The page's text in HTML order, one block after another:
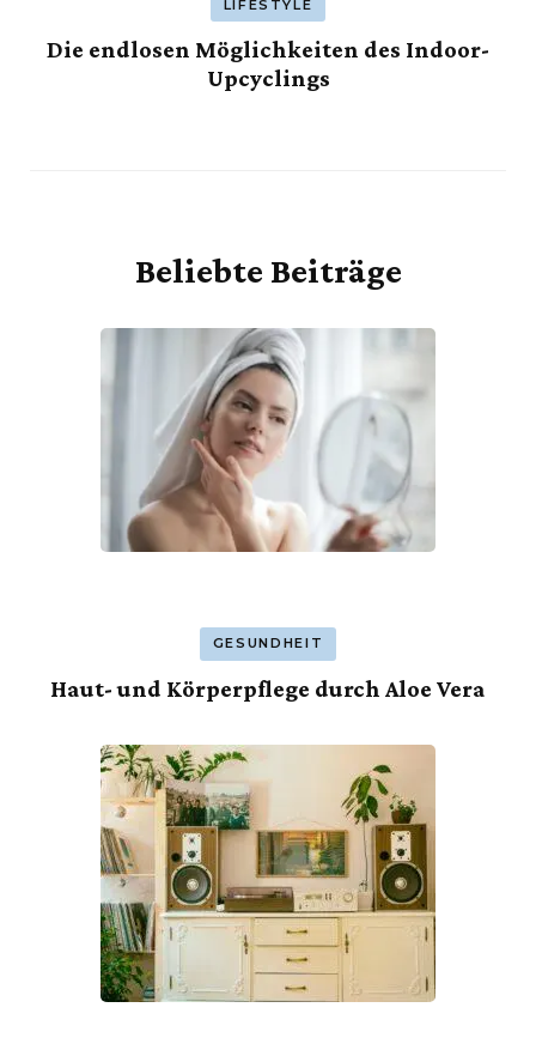
LIFESTYLE
Die endlosen Möglichkeiten des Indoor-
Upcyclings
Beliebte Beiträge
GESUNDHEIT
Haut- und Körperpflege durch Aloe Vera